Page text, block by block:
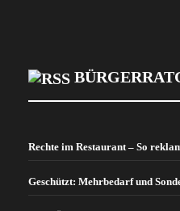
Rechte im Restaurant – So
Geschützt: Mehrbedarf und